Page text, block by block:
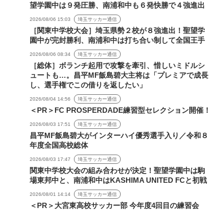
望学園中は９発圧勝、南浦和中も６発快勝で４強進出
2026/08/06 15:03 埼玉サッカー通信
［関東中学校大会］埼玉県勢２校が８強進出！聖望学
園中が完封勝利、南浦和中は打ち合い制して全国王手
2026/08/06 08:34 埼玉サッカー通信
［総体］ボランチ起用で攻撃を牽引、惜しいミドルシ
ュートも…。昌平MF飯島碧大主将は「プレミアで成長
し、選手権でこの借りを返したい」
2026/08/04 14:56 埼玉サッカー通信
＜PR＞FC PROSPERDADE練習型セレクション開催！
2026/08/03 17:51 埼玉サッカー通信
昌平MF飯島碧大がインターハイ優秀選手入り／令和８
年度全国高校総体
2026/08/03 17:47 埼玉サッカー通信
関東中学校大会の組み合わせが決定！聖望学園中は駒
場東邦中と、南浦和中はKASHIMA UNITED FCと初戦
2026/08/01 14:14 埼玉サッカー通信
＜PR＞大宮東高校サッカー部 今年度4回目の練習会